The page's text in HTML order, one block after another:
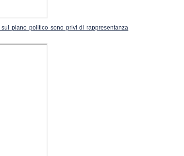
piano politico sono privi di rappresentanza